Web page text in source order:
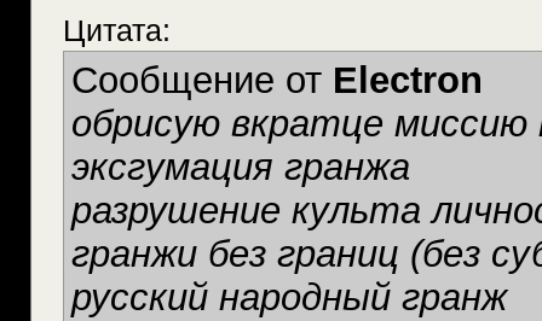
Цитата:
Сообщение от Electron
обрисую вкратце миссию
эксгумация гранжа
разрушение культа
гранжи без границ (без
русский народный гранж